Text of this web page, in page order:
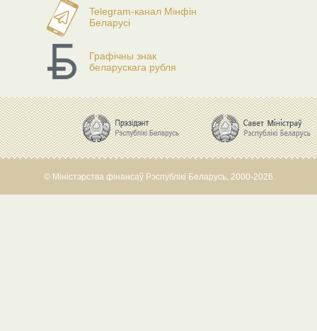
Telegram-канал Мінфін
Беларусі
Графічны знак
беларускага рубля
© Міністэрства фінансаў Рэспублікі Беларусь, 2000-2026.